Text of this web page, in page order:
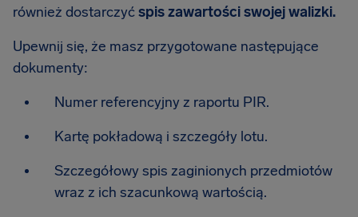
również dostarczyćspis zawartości swojej walizki.
Upewnij się, że masz przygotowane następujące
dokumenty:
Numer referencyjny z raportu PIR.
Kartę pokładową i szczegóły lotu.
Szczegółowy spis zaginionych przedmiotów
wraz z ich szacunkową wartością.